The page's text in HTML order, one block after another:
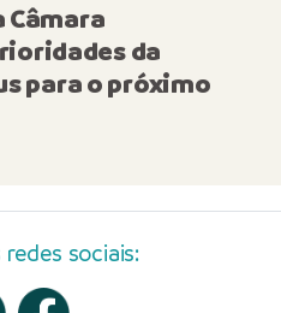
Câmara
da
para o próximo
redes sociais: